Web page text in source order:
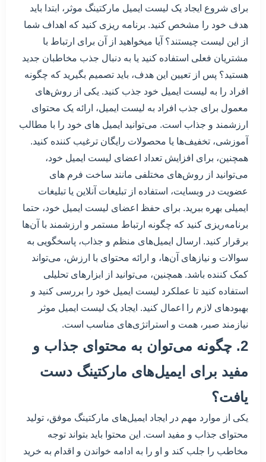
برای شروع ایجاد یک لیست ایمیل مارکتینگ موثر، ابتدا باید
هدف خود را مشخص کنید. برنامه ریزی کنید که اهداف شما
از این لیست چیستند؟ آیا میخواهید از آن برای ارتباط با
مشتریان فعلی استفاده کنید یا به دنبال جذب مخاطبان جدید
هستید؟ پس از تعیین این هدف، باید تصمیم بگیرید که چگونه
افراد را به لیست ایمیل خود جذب کنید. یکی از روش‌های
معمول برای جذب افراد به لیست ایمیل، ارائه یک محتوای
ارزشمند و جذاب است. می‌توانید ایمیل های خود را با مطالب
آموزشی، تخفیف‌ها یا محصولات رایگان ترغیب کننده کنید.
همچنین، برای افزایش تعداد اعضای لیست ایمیل خود،
می‌توانید از روش‌های مختلفی مانند ساخت فرم های
عضویت در وبسایت، استفاده از تبلیغات آنلاین یا تبلیغات
ایمیلی بهره ببرید. برای حفظ اعضای لیست ایمیل خود، حتما
برنامه‌ریزی کنید که چگونه ارتباط مستمر و ارزشمند با آن‌ها
برقرار کنید. ارسال ایمیل‌های منظم و جذاب، پاسخگویی به
سوالات و نیازهای آن‌ها، و ارائه محتوای با ارزش، می‌تواند
کمک کننده باشد. همچنین، می‌توانید از ابزارهای تحلیلی
استفاده کنید تا عملکرد لیست ایمیل خود را بررسی کنید و
بهبودهای لازم را اعمال کنید. ایجاد یک لیست ایمیل موثر
نیازمند صبر، همت و استراتژی‌های مناسب است.
2. چگونه می‌توان به محتوای جذاب و
مفید برای ایمیل‌های مارکتینگ دست
یافت؟
یکی از موارد مهم در ایجاد ایمیل‌های مارکتینگ موفق، تولید
محتوای جذاب و مفید است. این محتوا باید بتواند توجه
مخاطب را جلب کند و او را به ادامه خواندن و اقدام به خرید